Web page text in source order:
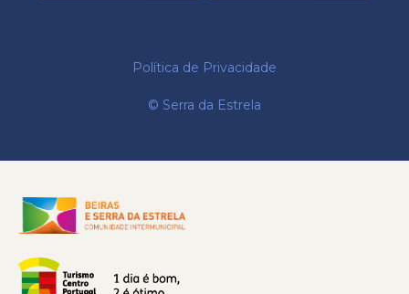
© Serra da Estrela
Política de Privacidade